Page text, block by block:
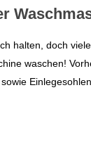
halten, doch
waschen!